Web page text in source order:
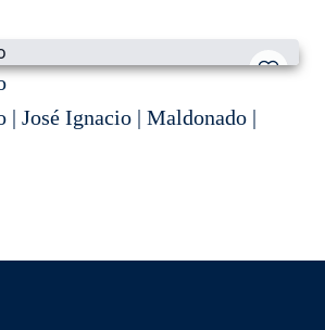
| José Ignacio | Maldonado |